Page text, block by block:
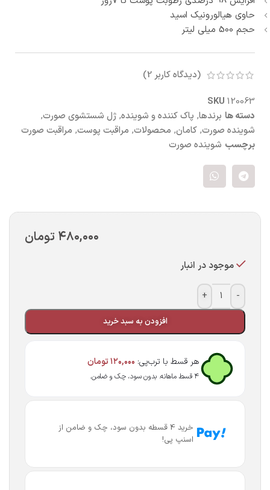
حاوی هیالورونیک اسید
حجم 500 میلی لیتر
(دیدگاه کاربر2
)
SKU 120063
دسته ها برندها, پاک کننده و شوینده, ژل شستشوی صورت,
شوینده صورت, کامان, محصولات, مراقبت پوست, مراقبت صورت
برچسب شوینده صورت
۴۸۰,۰۰۰ تومان
موجود در انبار
-
+
افزودن به سبد خرید
هر قسط با ترب‌پی: ۱۲۰,۰۰۰تومان
۴ قسط ماهانه. بدون سود، چک و ضامن.
خرید 4 قسطه بدون سود، چک و ضامن از
اسنپ پی!